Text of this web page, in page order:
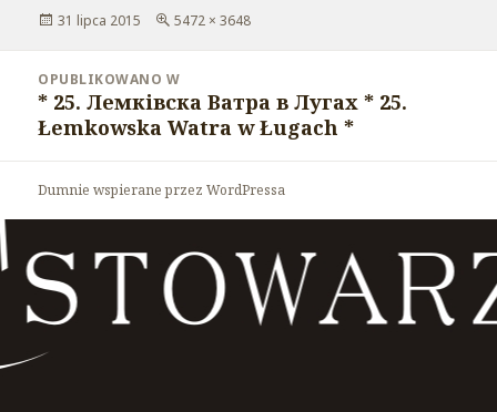
Opublikowano
31 lipca 2015
Pełny
5472 × 3648
wpisu
OPUBLIKOWANO W
* 25. Лемківска Ватра в Лугах * 25.
Łemkowska Watra w Ługach *
Dumnie wspierane przez WordPressa